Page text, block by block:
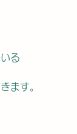
る
ます。